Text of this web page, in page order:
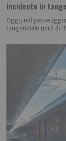
Incidente in
Oggi, nel
tangenziale nord di